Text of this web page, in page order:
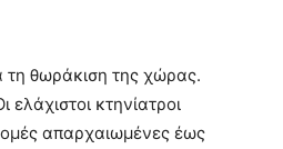
τη θωράκιση της χώρας.
κτηνίατροι
απαρχαιωμένες έως